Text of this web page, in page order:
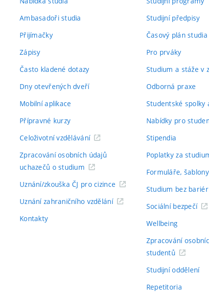
Ambasadoři studia
Přijímačky
Zápisy
Často kladené dotazy
Dny otevřených dveří
Mobilní aplikace
Přípravné kurzy
Celoživotní vzdělávání
Zpracování osobních údajů
uchazečů o studium
Uznání/zkouška ČJ pro cizince
Uznání zahraničního vzdělání
Kontakty
Studijní předpisy
Časový plán studia
Pro prváky
Studium a stáže v
Odborná praxe
Studentské spolky
Nabídky pro
Stipendia
Poplatky za
Formuláře,
Studium bez bariér
Sociální bezpečí
Wellbeing
Zpracování
studentů
Studijní oddělení
Repetitoria